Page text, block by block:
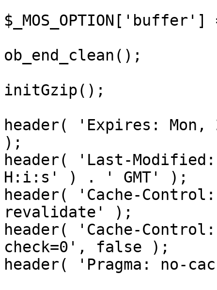
ob_end_clean();
initGzip();
header( 'Expires: Mon,
);
header( 'Last-
H:i:s' ) . ' GMT' );
header( 'Cache-
revalidate' );
header( 'Cache-
check=0', false );
header( 'Pragma: no-